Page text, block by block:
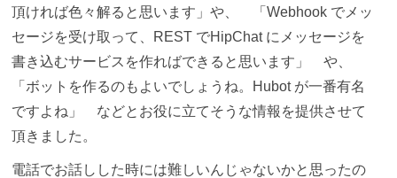
頂ければ色々解ると思います」や、 「Webhook でメッ
セージを受け取って、REST でHipChat にメッセージを
書き込むサービスを作ればできると思います」 や、
「ボットを作るのもよいでしょうね。Hubot が一番有名
ですよね」 などとお役に立てそうな情報を提供させて
頂きました。
電話でお話しした時には難しいんじゃないかと思ったの